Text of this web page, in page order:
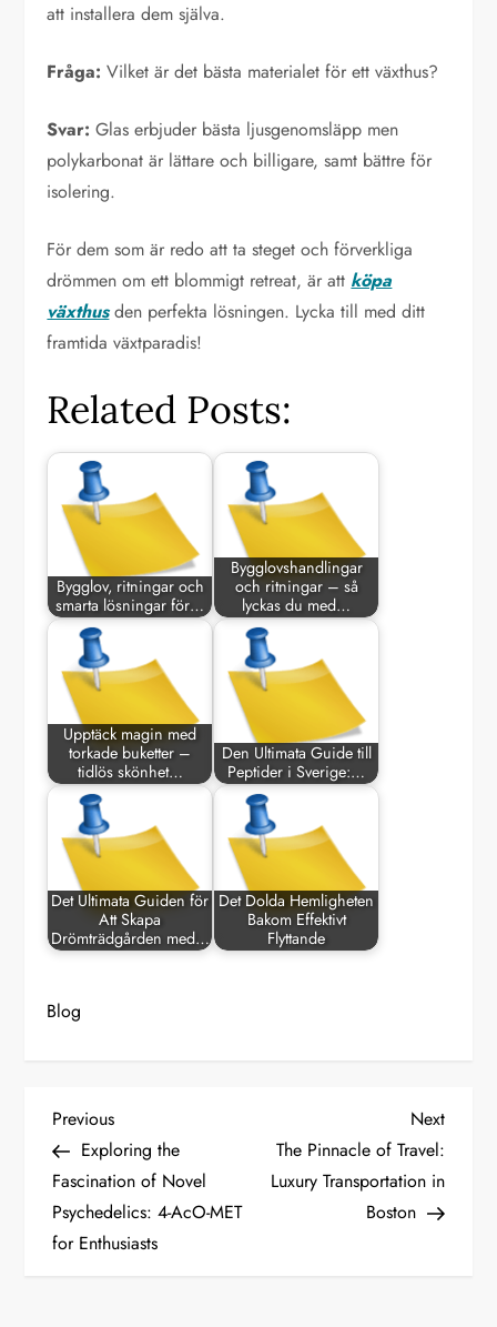
att installera dem själva.
Fråga: Vilket är det bästa materialet för ett växthus?
Svar: Glas erbjuder bästa ljusgenomsläpp men
polykarbonat är lättare och billigare, samt bättre för
isolering.
För dem som är redo att ta steget och förverkliga
drömmen om ett blommigt retreat, är att köpa
växthusden perfekta lösningen. Lycka till med ditt
framtida växtparadis!
Related Posts:
Bygglov, ritningar och
smarta lösningar för…
Bygglovshandlingar
och ritningar – så
lyckas du med…
Upptäck magin med
torkade buketter –
tidlös skönhet…
Den Ultimata Guide till
Peptider i Sverige:…
Det Ultimata Guiden för
Att Skapa
Drömträdgården med…
Det Dolda Hemligheten
Bakom Effektivt
Flyttande
Blog
P
o
s
Previous
Post
Previous
Exploring the
Fascination of Novel
Psychedelics: 4-AcO-MET
for Enthusiasts
Next
Post
Next
The Pinnacle of Travel:
Luxury Transportation in
Boston